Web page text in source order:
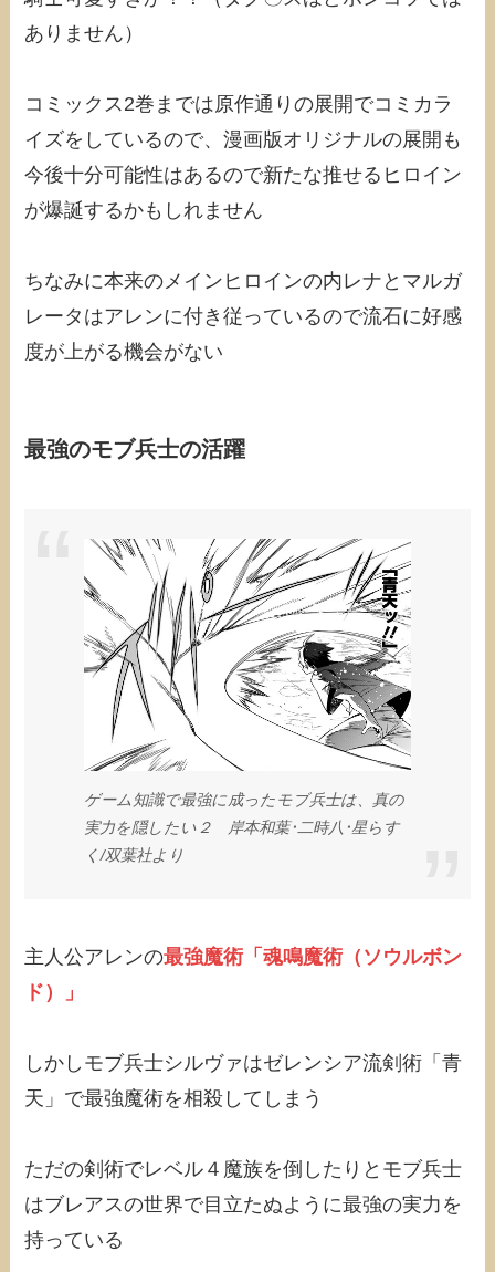
ありません）
コミックス2巻までは原作通りの展開でコミカラ
イズをしているので、漫画版オリジナルの展開も
今後十分可能性はあるので新たな推せるヒロイン
が爆誕するかもしれません
ちなみに本来のメインヒロインの内レナとマルガ
レータはアレンに付き従っているので流石に好感
度が上がる機会がない
最強のモブ兵士の活躍
ゲーム知識で最強に成ったモブ兵士は、真の
実力を隠したい２ 岸本和葉･二時八･星らす
く/‎双葉社より
主人公アレンの最強魔術「魂鳴魔術（ソウルボン
ド）」
しかしモブ兵士シルヴァはゼレンシア流剣術「青
天」で最強魔術を相殺してしまう
ただの剣術でレベル４魔族を倒したりとモブ兵士
はブレアスの世界で目立たぬように最強の実力を
持っている